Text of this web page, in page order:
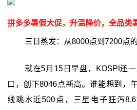
拼多多暑假大促，升温降价，全品类
三日蒸发：从8000点到7200点
就在5月15日早盘，KOSPI还
口，创下8046点新高。谁能想到，
线跳水近500点，三星电子狂泻